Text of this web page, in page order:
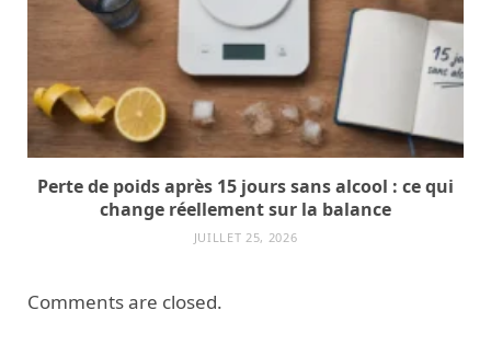
Perte de poids après 15 jours sans alcool : ce qui
change réellement sur la balance
JUILLET 25, 2026
Comments are closed.